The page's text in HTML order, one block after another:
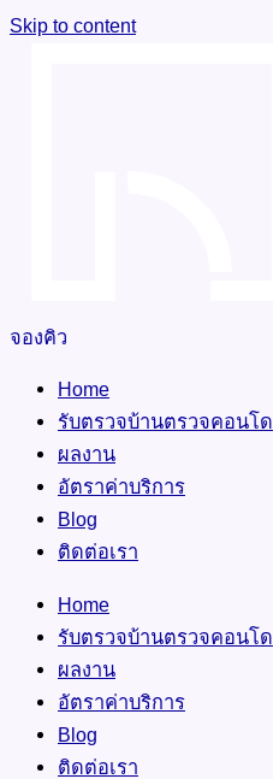
Skip to content
จองคิว
Home
รับตรวจบ้านตรวจคอนโด
ผลงาน
อัตราค่าบริการ
Blog
ติดต่อเรา
Home
รับตรวจบ้านตรวจคอนโด
ผลงาน
อัตราค่าบริการ
Blog
ติดต่อเรา